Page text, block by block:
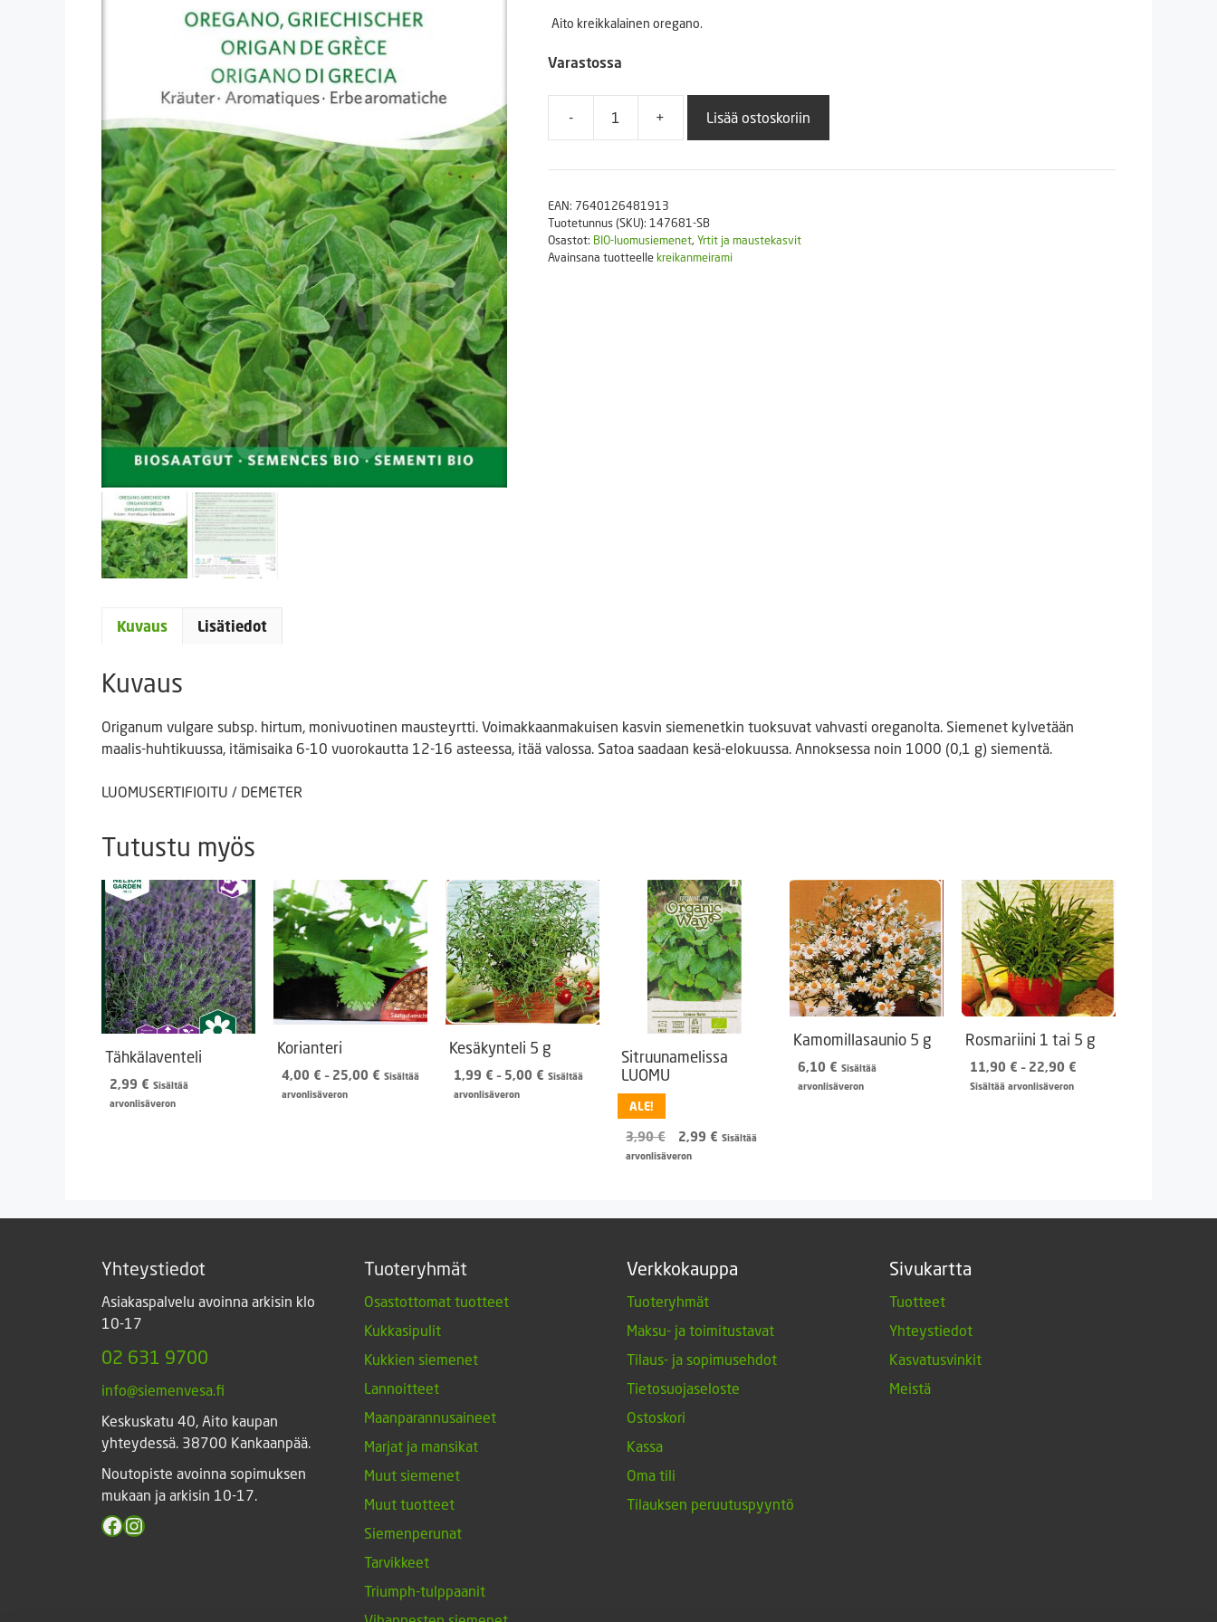
Askartelutarvikkeet
Aito kreikkalainen oregano.
Varastossa
-
Kreikkalainen
LUOMU
+ Lisää ostoskoriin
EAN: 7640126481913
Tuotetunnus (SKU): 147681-SB
Osastot: BIO-luomusiemenet, Yrtit ja maustekasvit
Avainsana tuotteellekreikanmeirami
Kuvaus Lisätiedot
Kuvaus
Origanum vulgare subsp. hirtum, monivuotinen mausteyrtti. Voimakkaanmakuisen kasvin siemenetkin tuoksuvat vahvasti oreganolta. Siemenet kylvetään
maalis-huhtikuussa, itämisaika 6-10 vuorokautta 12-16 asteessa, itää valossa. Satoa saadaan kesä-elokuussa. Annoksessa noin 1000 (0,1 g) siementä.
LUOMUSERTIFIOITU / DEMETER
Tutustu myös
Tähkälaventeli
2,99 € Sisältää
arvonlisäveron
Korianteri
4,00 € – 25,00 € Hintaluokka:
Sisältää
arvonlisäveron
Kesäkynteli 5 g
1,99 € – 5,00 € Hintaluokka:
Sisältää
arvonlisäveron
Sitruunamelissa
LUOMU
ALE!
3,90€
Alkuperäinen
hinta
2,99 € Nykyinen
Sisältää
arvonlisäveron
Kamomillasaunio 5 g
6,10 € Sisältää
arvonlisäveron
Rosmariini 1 tai 5 g
11,90 € – 22,90 €
Sisältää arvonlisäveron
Yhteystiedot
Asiakaspalvelu avoinna arkisin klo
10-17
02 631 9700
info@siemenvesa.fi
Keskuskatu 40, Aito kaupan
yhteydessä. 38700 Kankaanpää.
Noutopiste avoinna sopimuksen
mukaan ja arkisin 10-17.
Facebook
Instagram
Tuoteryhmät
Osastottomat tuotteet
Kukkasipulit
Kukkien siemenet
Lannoitteet
Maanparannusaineet
Marjat ja mansikat
Muut siemenet
Muut tuotteet
Siemenperunat
Tarvikkeet
Triumph-tulppaanit
Verkkokauppa
Tuoteryhmät
Maksu- ja toimitustavat
Tilaus- ja sopimusehdot
Tietosuojaseloste
Ostoskori
Kassa
Oma tili
Tilauksen peruutuspyyntö
Sivukartta
Tuotteet
Yhteystiedot
Kasvatusvinkit
Meistä